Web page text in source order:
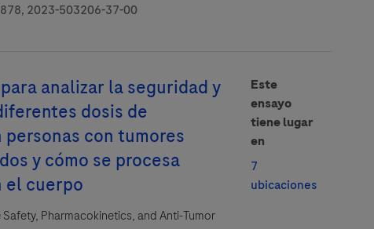
2023-503206-37-00
analizar la seguridad y
dosis de
personas con tumores
y cómo se procesa
el cuerpo
Pharmacokinetics, and Anti-Tumor
Este
ensayo
tiene lugar
en
7
ubicaciones